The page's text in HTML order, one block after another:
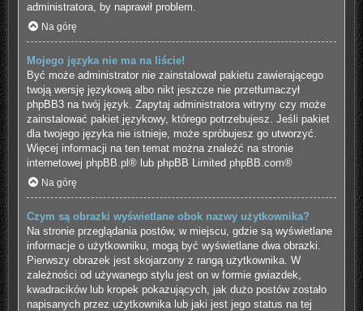
administratora, by naprawił problem.
Na górę
Mojego języka nie ma na liście!
Być może administrator nie zainstalował pakietu zawierającego
twoją wersję językową albo nikt jeszcze nie przetłumaczył
phpBB3 na twój język. Zapytaj administratora witryny czy może
zainstalować pakiet językowy, którego potrzebujesz. Jeśli pakiet
dla twojego języka nie istnieje, może spróbujesz go utworzyć.
Więcej informacji na ten temat można znaleźć na stronie
internetowej phpBB.pl ® lub phpBB Limited phpBB.com®
Na górę
Czym są obrazki wyświetlane obok nazwy użytkownika?
Na stronie przeglądania postów, w miejscu, gdzie są wyświetlane
informacje o użytkowniku, mogą być wyświetlane dwa obrazki.
Pierwszy obrazek jest skojarzony z rangą użytkownika. W
zależności od używanego stylu jest on w formie gwiazdek,
kwadracików lub kropek pokazujących, jak dużo postów zostało
napisanych przez użytkownika lub jaki jest jego status na tej